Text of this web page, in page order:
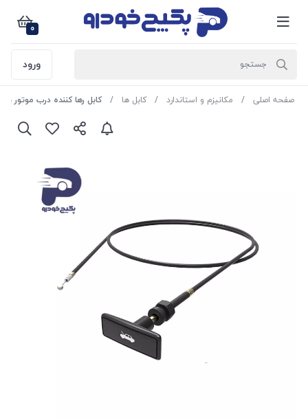
0
ورود
صفحه اصلی مکانیزم و استاندارد کابل ها کابل رها کننده درب موتور پراید - 504911 جی